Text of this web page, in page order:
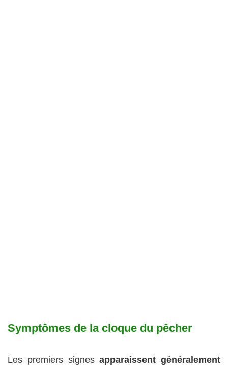
Symptômes de la cloque du pêcher
Les premiers signesapparaissent généralement